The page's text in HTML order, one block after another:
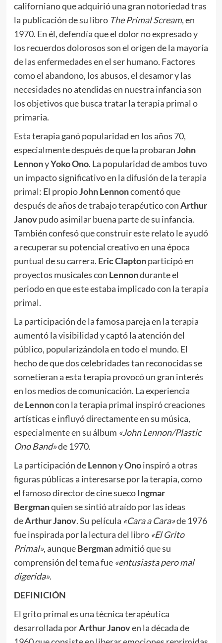
californiano que adquirió una gran notoriedad tras
la publicación de su libro The Primal Scream, en
1970. En él, defendía que el dolor no expresado y
los recuerdos dolorosos son el origen de la mayoría
de las enfermedades en el ser humano. Factores
como el abandono, los abusos, el desamor y las
necesidades no atendidas en nuestra infancia son
los objetivos que busca tratar la terapia primal o
primaria.
Esta terapia ganó popularidad en los años 70,
especialmente después de que la probaranJohn
LennonyYoko Ono. La popularidad de ambos tuvo
un impacto significativo en la difusión de la terapia
primal: El propioJohn Lennoncomentó que
después de años de trabajo terapéutico conArthur
Janovpudo asimilar buena parte de su infancia.
También confesó que construir este relato le ayudó
a recuperar su potencial creativo en una época
puntual de su carrera. Eric Claptonparticipó en
proyectos musicales con Lennondurante el
periodo en que este estaba implicado con la terapia
primal.
La participación de la famosa pareja en la terapia
aumentó la visibilidad y captó la atención del
público, popularizándola en todo el mundo. El
hecho de que dos celebridades tan reconocidas se
sometieran a esta terapia provocó un gran interés
en los medios de comunicación. La experiencia
deLennoncon la terapia primal inspiró creaciones
artísticas e influyó directamente en su música,
especialmente en su álbum «John Lennon/Plastic
Ono Band»de 1970.
La participación deLennonyOnoinspiró a otras
figuras públicas a interesarse por la terapia, como
el famoso director de cine suecoIngmar
Bergmanquien se sintió atraído por las ideas
deArthur Janov. Su película «Cara a Cara»de 1976
fue inspirada por la lectura del libro «El Grito
Primal», aunqueBergmanadmitió que su
comprensión del tema fue «entusiasta pero mal
digerida».
DEFINICIÓN
El grito primal es una técnica terapéutica
desarrollada porArthur Janoven la década de